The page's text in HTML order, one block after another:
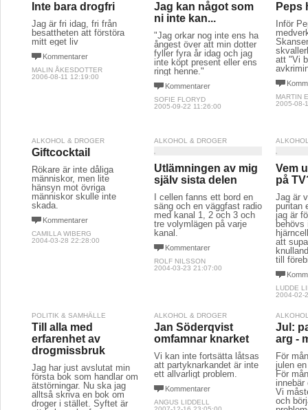
Inte bara drogfri
Jag är fri idag, fri från
besattheten att förstöra
mitt eget liv
Kommentarer
MALIN ÅKESDOTTER
2006-08-11 12:19:00
Jag kan något som
ni inte kan...
"Jag orkar nog inte ens ha
ångest över att min dotter
fyller fyra år idag och jag
inte köpt present eller ens
ringt henne."
Kommentarer
SOFIE FLORYD
2005-09-22 11:26:00
Peps
Inför
att "Vi
MARTIN
2005-08-
ALKOHOL & DROGER
Giftcocktail
Rökare är inte dåliga
människor, men lite
hänsyn mot övriga
människor skulle inte
skada.
Kommentarer
CAMILLA WIBERG
2004-03-28 22:28:00
ALKOHOL & DROGER
Utlämningen av mig
själv sista delen
I cellen fanns ett bord en
säng och en väggfast radio
med kanal 1, 2 och 3 och
tre volymlägen på varje
kanal.
Kommentarer
ROLF NILSSON
2004-03-23 21:07:00
Vem
på
Jag är
puritan
jag är
behövs
att
till
LUDDE
2004-02-
POLITIK & SAMHÄLLE
Till alla med
erfarenhet av
drogmissbruk
Jag har just avslutat min
första bok som handlar om
ätstörningar. Nu ska jag
alltså skriva en bok om
droger i stället. Syftet är
ALKOHOL & DROGER
Jan Söderqvist
omfamnar knarket
Vi kan inte fortsätta låtsas
att partyknarkandet är inte
ett allvarligt problem.
Kommentarer
ANGUS LIDDELL
Jul:
arg -
För
julen
För
Vi
och